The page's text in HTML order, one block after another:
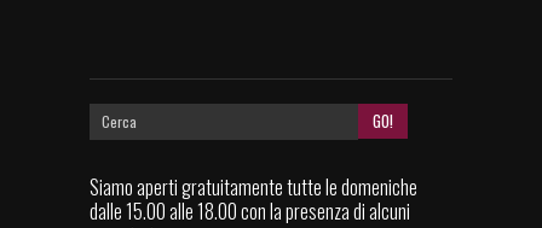
Siamo aperti gratuitamente tutte le domeniche
dalle 15.00 alle 18.00 con la presenza di alcuni